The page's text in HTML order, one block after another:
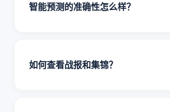
智能预测的准确性怎么样？
如何查看战报和集锦？